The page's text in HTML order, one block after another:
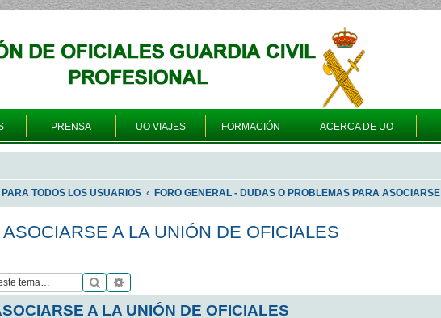
PRENSA UO VIAJES FORMACIÓN ACERCA DE UO
TODOS LOS USUARIOS FORO GENERAL - DUDAS O PROBLEMAS PARA ASOCIARSE
A LA UNIÓN DE OFICIALES
Buscar
A LA UNIÓN DE OFICIALES